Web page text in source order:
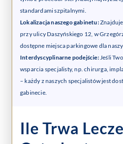
standardami szpitalnymi.
Lokalizacja naszego gabinetu:
przy ulicy Daszyńskiego 12, w
dostępne miejsca parkingowe dla
Interdyscyplinarne podejście:Jeśli
wsparcia specjalisty, np. chirurga,
– każdy z naszych specjalistów jest
gabinecie.
Ile Trwa